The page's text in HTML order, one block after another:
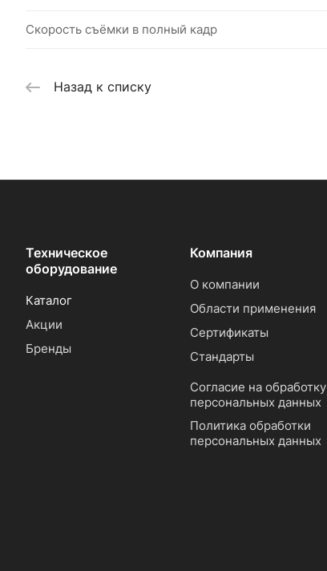
Скорость съёмки в полный кадр
Назад к списку
Техническое
оборудование
Каталог
Акции
Бренды
Компания
О компании
Области применения
Сертификаты
Стандарты
Согласие на обработку
персональных данных
Политика обработки
персональных данных